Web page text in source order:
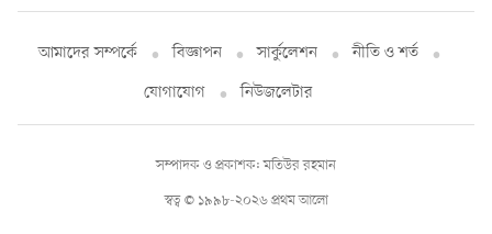
আমাদের সম্পর্কে বিজ্ঞাপন সার্কুলেশন
নীতি ও শর্ত
যোগাযোগ
নিউজলেটার
স্বত্ব © ১৯৯৮-২০২৬ প্রথম আলো
সম্পাদক ও প্রকাশক: মতিউর রহমান